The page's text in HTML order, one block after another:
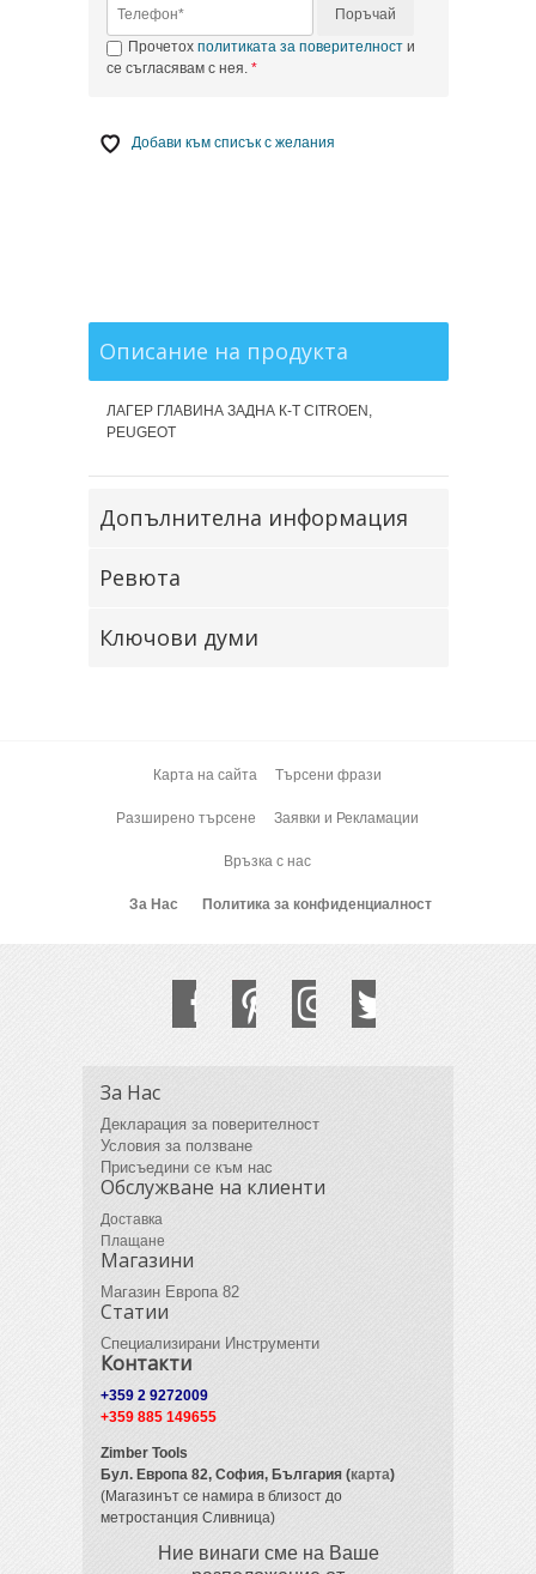
Поръчай
Прочетох политиката за поверителности
се съгласявам с нея.
Добави към списък с желания
Описание на продукта
ЛАГЕР ГЛАВИНА ЗАДНА К-Т CITROEN,
PEUGEOT
Допълнителна информация
Ревюта
Ключови думи
Карта на сайта Търсени фрази
Разширено търсене Заявки и Рекламации
Връзка с нас
За Нас Политика за конфиденциалност
За Нас
Декларация за поверителност
Условия за ползване
Присъедини се към нас
Обслужване на клиенти
Доставка
Плащане
Магазини
Магазин Европа 82
Статии
Специализирани Инструменти
Контакти
+359 2 9272009
+359 885 149655
Zimber Tools
Бул. Европа 82, София, България (карта)
(Магазинът се намира в близост до
метростанция Сливница)
Ние винаги сме на Ваше